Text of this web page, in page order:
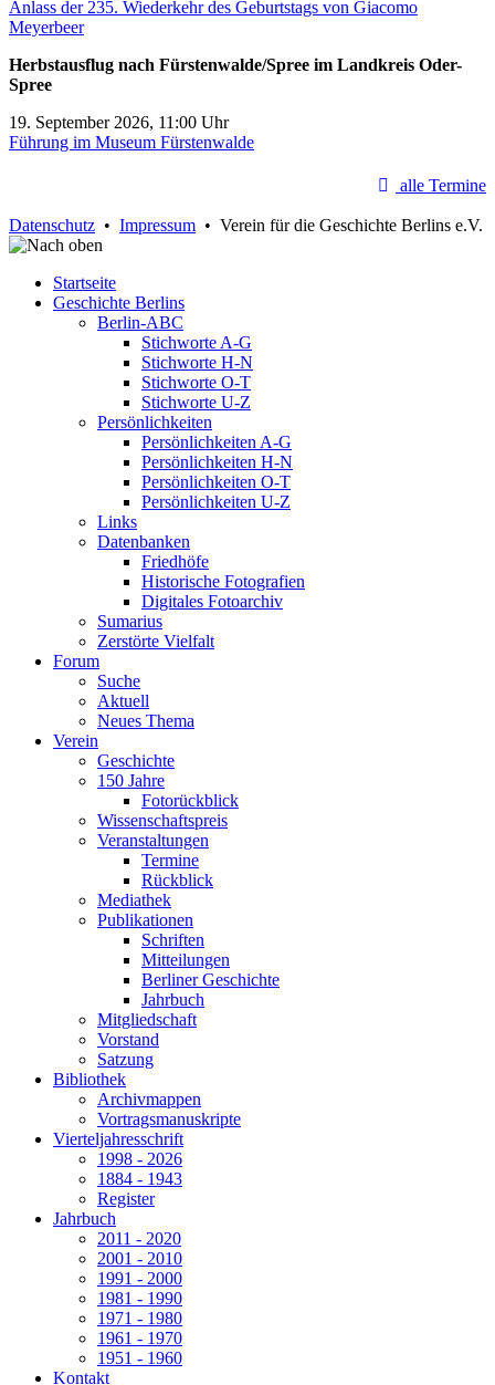
Anlass der 235. Wiederkehr des Geburtstags von Giacomo
Meyerbeer
Herbstausflug nach Fürstenwalde/Spree im Landkreis Oder-
Spree
19. September 2026, 11:00 Uhr
Führung im Museum Fürstenwalde
alle Termine
Datenschutz • Impressum • Verein für die Geschichte Berlins e.V.
Startseite
Geschichte Berlins
Berlin-ABC
Stichworte A-G
Stichworte H-N
Stichworte O-T
Stichworte U-Z
Persönlichkeiten
Persönlichkeiten A-G
Persönlichkeiten H-N
Persönlichkeiten O-T
Persönlichkeiten U-Z
Links
Datenbanken
Friedhöfe
Historische Fotografien
Digitales Fotoarchiv
Sumarius
Zerstörte Vielfalt
Forum
Suche
Aktuell
Neues Thema
Verein
Geschichte
150 Jahre
Fotorückblick
Wissenschaftspreis
Veranstaltungen
Termine
Rückblick
Mediathek
Publikationen
Schriften
Mitteilungen
Berliner Geschichte
Jahrbuch
Mitgliedschaft
Vorstand
Satzung
Bibliothek
Archivmappen
Vortragsmanuskripte
Vierteljahresschrift
1998 - 2026
1884 - 1943
Register
Jahrbuch
2011 - 2020
2001 - 2010
1991 - 2000
1981 - 1990
1971 - 1980
1961 - 1970
1951 - 1960
Kontakt